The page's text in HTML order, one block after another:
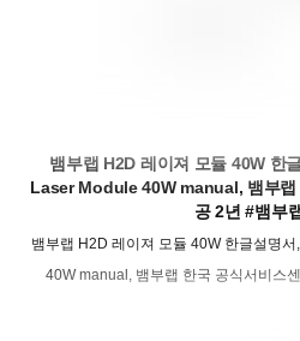
뱀부랩 H2D 레이져 모듈 40W 한
Laser Module 40W manual, 뱀부랩
공 2년 #뱀부
뱀부랩 H2D 레이져 모듈 40W 한글설명
40W manual, 뱀부랩 한국 공식서비스